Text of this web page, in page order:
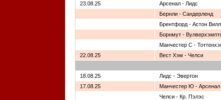
23.08.25
Арсенал - Лидс
Бернли - Сандерленд
Брентфорд - Астон
Борнмут -
Манчестер С -
22.08.25
Вест Хэм - Челси
18.08.25
Лидс - Эвертон
17.08.25
Манчестер Ю - Арсенал
Челси - Кр. Пэлэс